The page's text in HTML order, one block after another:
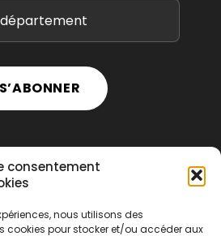
consentement
nous utilisons des
cookies pour stocker et/ou accéder aux
S’ABONNER